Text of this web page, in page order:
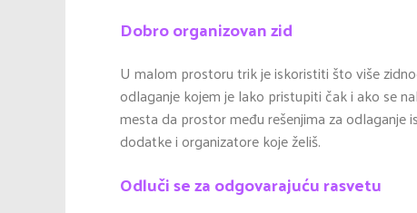
Dobro organizovan zid
U malom prostoru trik je iskoristiti što više
odlaganje kojem je lako pristupiti čak i ako se
mesta da prostor među rešenjima za odlaganje
dodatke i organizatore koje želiš.
Odluči se za odgovarajuću rasvetu